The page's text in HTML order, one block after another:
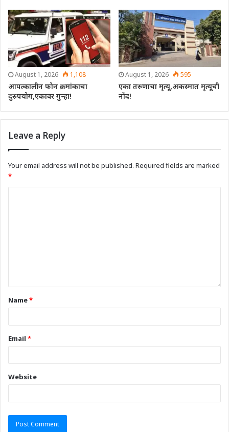
August 1, 2026 1,108
आपत्कालीन फोन क्रमांकाचा
दुरुपयोग,एकावर गुन्हा!
August 1, 2026 595
एका तरुणाचा मृत्यू,अकस्मात मृत्यूची
नोंद!
Leave a Reply
Your email address will not be published. Required fields are marked
*
Name*
Email *
Website